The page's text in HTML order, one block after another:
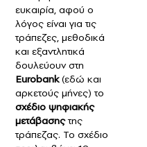
ευκαιρία, αφού ο
λόγος είναι για τις
τράπεζες, μεθοδικά
και εξαντλητικά
δουλεύουν στη
Eurobank(εδώ και
αρκετούς μήνες) το
σχέδιο ψηφιακής
μετάβασηςτης
τράπεζας. Το σχέδιο